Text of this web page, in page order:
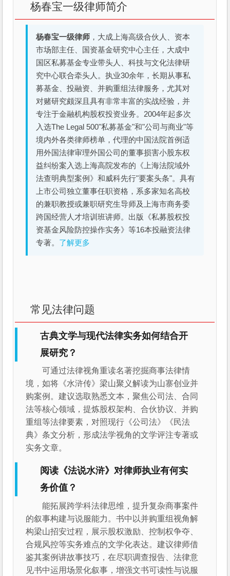
杨春宝一级律师简介
杨春宝一级律师 ，大成上海高级合伙人、资本
市场部主任、国资基金研究中心主任，大成中
国区私募基金专业带头人、科技与文化法律研
究中心联合牵头人。执业30余年，长期从事私
募基金、投融资、并购重组法律服务，尤其对
对赌研究颇深且具有非常丰富的实战经验，并
专注于金融机构股权投资业务。2004年起多次
入选The Legal 500"私募基金"和"公司与商业"等
境内外各类律师榜单，代理的中国法院首例适
用外国法律审理外国公司的董事损害小股东权
益纠纷案入选上海高院发布的《上海法院域外
法查明典型案例》和威科先行"要案头条"。具有
上市公司独立董事任职资格，系多家知名高校
的兼职教授或兼职研究生导师及上海市商务委
跨国经营人才培训班讲师。出版《私募股权投
资基金风险防控操作实务》等16本投融资法律
专著。 了解更多
常见法律问题
古典文学与现代法律实务如何结合开
展研究？
可通过法律视角重读名著挖掘商事法律情
境，如将《水浒传》梁山聚义解读为山寨创业并
购案例。建议选取熟悉文本，聚焦公司法、合同
法等核心领域，提炼股权架构、合伙协议、并购
重组等法律要素，对照现行《公司法》《民法
典》条文分析，形成法学视角的文学评注专著或
实务文章。
阅读《法说水浒》对律师执业有何实
务价值？
能拓展跨学科法律思维，提升复杂商事案件
的叙事构建与说服能力。书中以并购重组视角解
构梁山招安过程，展示股权激励、控制权争夺、
合规风控等实务难点的文学化表达。建议律师借
鉴其案例讲故事技巧，在尽职调查报告、法律意
见书中运用场景化叙事，增强文书可读性与说服